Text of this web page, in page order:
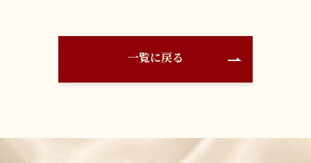
一覧に戻る